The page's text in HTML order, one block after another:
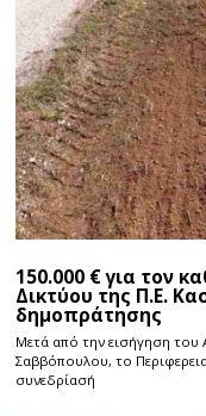
150.000 € για τον
Δικτύου της Π.Ε.
δημοπράτησης
Μετά από την εισήγηση του
Σαββόπουλου, το
συνεδρίασή